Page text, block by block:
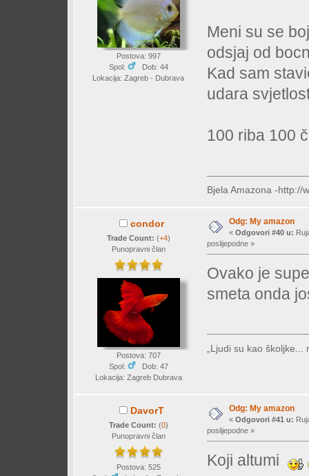
Postova: 997
Spol:
Dob: 44
Lokacija: Zagreb - Dubrava
Meni su se
odsjaj od
Kad sam
udara
100 riba 100
Bjela Amazona -http://
condor
Trade Count: (+4)
Punopravni član
Postova: 707
Spol:
Dob: 47
Lokacija: Zagreb Dubrava
Odg: My amazon
« Odgovori #40 u:
poslijepodne »
Ovako je
smeta onda
„Ljudi su kao
DavorT
Trade Count: (0)
Punopravni član
Postova: 525
Odg: My amazon
« Odgovori #41 u:
poslijepodne »
Koji altumi